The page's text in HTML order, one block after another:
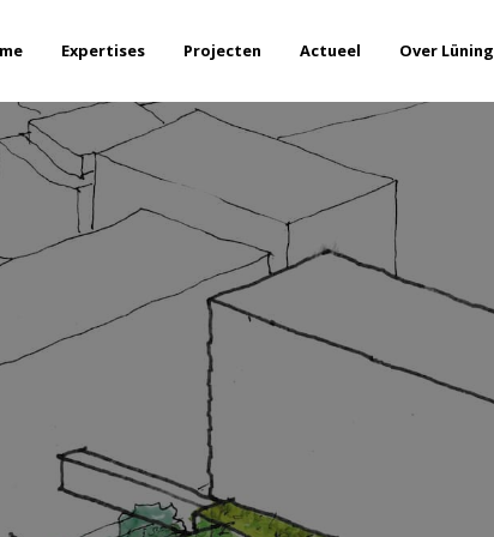
Expertises Projecten Actueel Over Lüning